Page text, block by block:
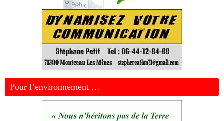
Pour l’environnement …